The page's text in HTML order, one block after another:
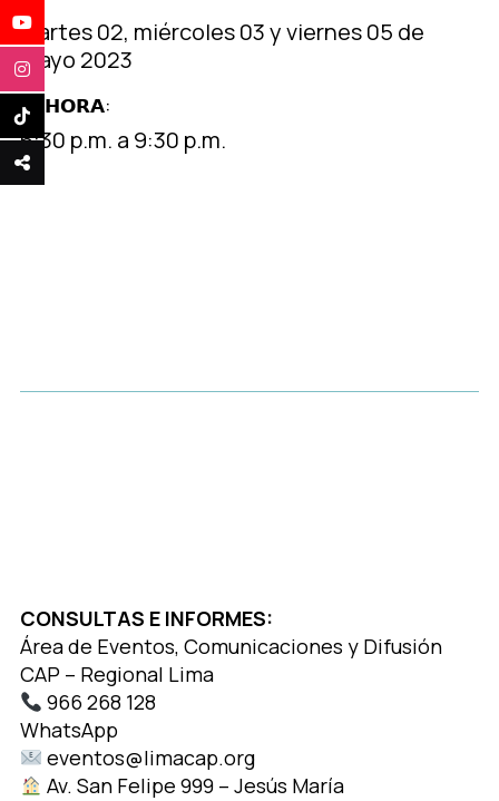
Martes 02, miércoles 03 y viernes 05 de
mayo 2023
𝗛𝗢𝗥𝗔:
6:30 p.m. a 9:30 p.m.
CONSULTAS E INFORMES:
Área de Eventos, Comunicaciones y Difusión
CAP – Regional Lima
966 268 128
WhatsApp
eventos@limacap.org
Av. San Felipe 999 – Jesús María